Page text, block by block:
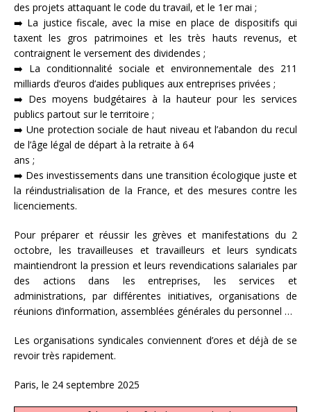
des projets attaquant le code du travail, et le 1er mai ;
➡️ La justice fiscale, avec la mise en place de dispositifs qui
taxent les gros patrimoines et les très hauts revenus, et
contraignent le versement des dividendes ;
➡️ La conditionnalité sociale et environnementale des 211
milliards d’euros d’aides publiques aux entreprises privées ;
➡️ Des moyens budgétaires à la hauteur pour les services
publics partout sur le territoire ;
➡️ Une protection sociale de haut niveau et l’abandon du recul
de l’âge légal de départ à la retraite à 64
ans ;
➡️ Des investissements dans une transition écologique juste et
la réindustrialisation de la France, et des mesures contre les
licenciements.
Pour préparer et réussir les grèves et manifestations du 2
octobre, les travailleuses et travailleurs et leurs syndicats
maintiendront la pression et leurs revendications salariales par
des actions dans les entreprises, les services et
administrations, par différentes initiatives, organisations de
réunions d’information, assemblées générales du personnel …
Les organisations syndicales conviennent d’ores et déjà de se
revoir très rapidement.
Paris, le 24 septembre 2025